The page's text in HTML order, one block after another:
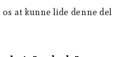
at kunne lide denne del